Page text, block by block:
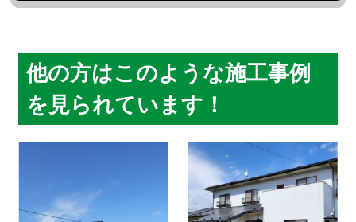
他の方はこのような施工事例
を見られています！